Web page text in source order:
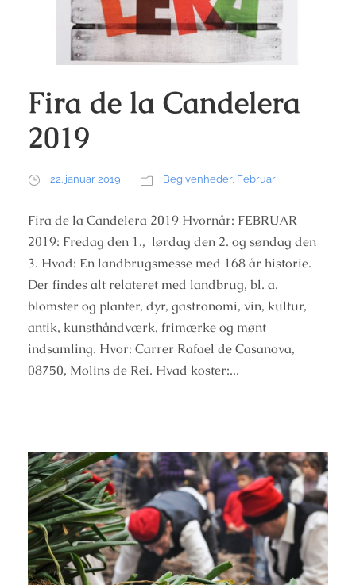
Fira de la Candelera
2019
22. januar 2019 Begivenheder, Februar
Fira de la Candelera 2019 Hvornår: FEBRUAR
2019: Fredag den 1., lørdag den 2. og søndag den
3. Hvad: En landbrugsmesse med 168 år historie.
Der findes alt relateret med landbrug, bl. a.
blomster og planter, dyr, gastronomi, vin, kultur,
antik, kunsthåndværk, frimærke og mønt
indsamling. Hvor: Carrer Rafael de Casanova,
08750, Molins de Rei. Hvad koster:...